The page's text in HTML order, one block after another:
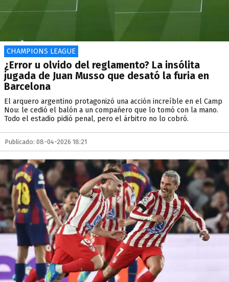
CHAMPIONS LEAGUE
¿Error u olvido del reglamento? La insólita
jugada de Juan Musso que desató la furia en
Barcelona
El arquero argentino protagonizó una acción increíble en el Camp
Nou: le cedió el balón a un compañero que lo tomó con la mano.
Todo el estadio pidió penal, pero el árbitro no lo cobró.
Publicado: 08-04-2026 18:21